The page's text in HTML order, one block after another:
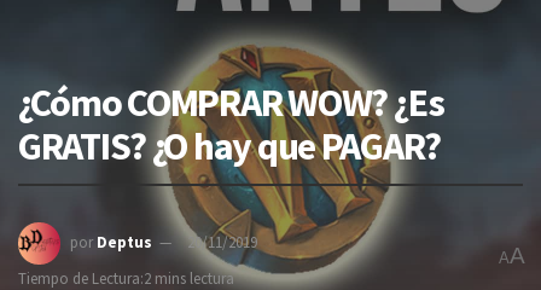
¿Cómo COMPRAR WOW? ¿Es
GRATIS? ¿O hay que PAGAR?
por Deptus
20/11/2019
Tiempo de Lectura:2 mins lectura
AA